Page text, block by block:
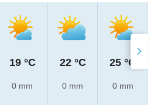
19 °C
0 mm
22 °C
0 mm
25 °C
0 mm